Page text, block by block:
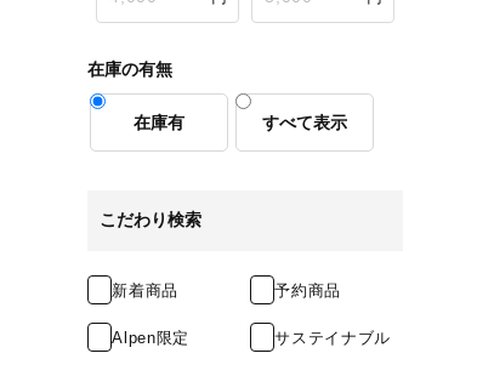
在庫の有無
在庫有 すべて表示
こだわり検索
新着商品 予約商品
Alpen限定 サステイナブル